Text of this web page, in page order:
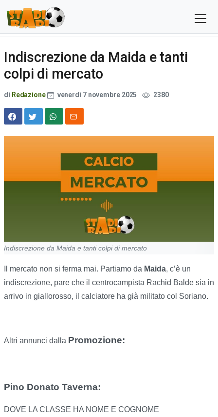
Indiscrezione da Maida e tanti
colpi di mercato
di Redazione venerdì 7 novembre 2025 2380
Indiscrezione da Maida e tanti colpi di mercato
Il mercato non si ferma mai. Partiamo da Maida, c’è un
indiscrezione, pare che il centrocampista Rachid Balde sia in
arrivo in giallorosso, il calciatore ha già militato col Soriano.
Altri annunci dalla Promozione:
Pino Donato Taverna:
DOVE LA CLASSE HA NOME E COGNOME